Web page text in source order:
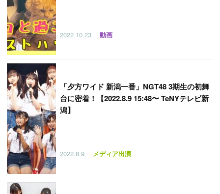
2022.10.23 動画
「夕方ワイド 新潟一番」NGT48 3期生の初舞
台に密着！【2022.8.9 15:48〜 TeNYテレビ新
潟】
2022.8.9 メディア出演